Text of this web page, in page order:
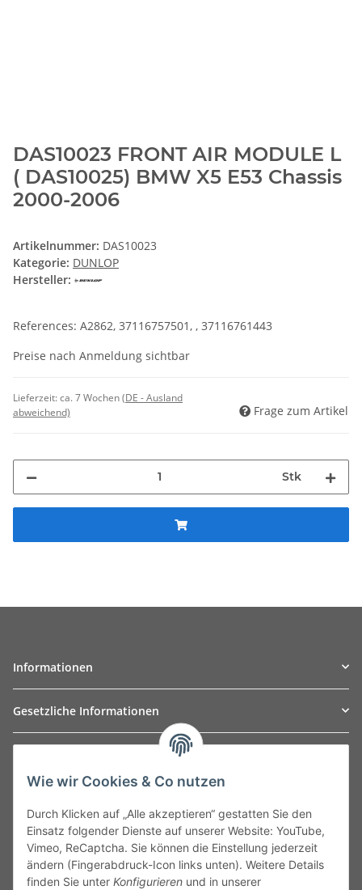
DAS10023 FRONT AIR MODULE L
( DAS10025) BMW X5 E53 Chassis
2000-2006
Artikelnummer: DAS10023
Kategorie: DUNLOP
Hersteller:
References: A2862, 37116757501, , 37116761443
Preise nach Anmeldung sichtbar
Lieferzeit:ca. 7 Wochen(DE - Ausland
abweichend)
Frage zum Artikel
Stk
Informationen
Gesetzliche Informationen
Leibnizstraße 2a
Germany
Phone:+49 40 5287270
Fax:+49 40 5281050
Email:sales@tow-automotive.de
Wie wir Cookies & Co nutzen
Durch Klicken auf „Alle akzeptieren“ gestatten Sie den
Einsatz folgender Dienste auf unserer Website: YouTube,
Vimeo, ReCaptcha. Sie können die Einstellung jederzeit
ändern (Fingerabdruck-Icon links unten). Weitere Details
finden Sie unter Konfigurieren und in unserer